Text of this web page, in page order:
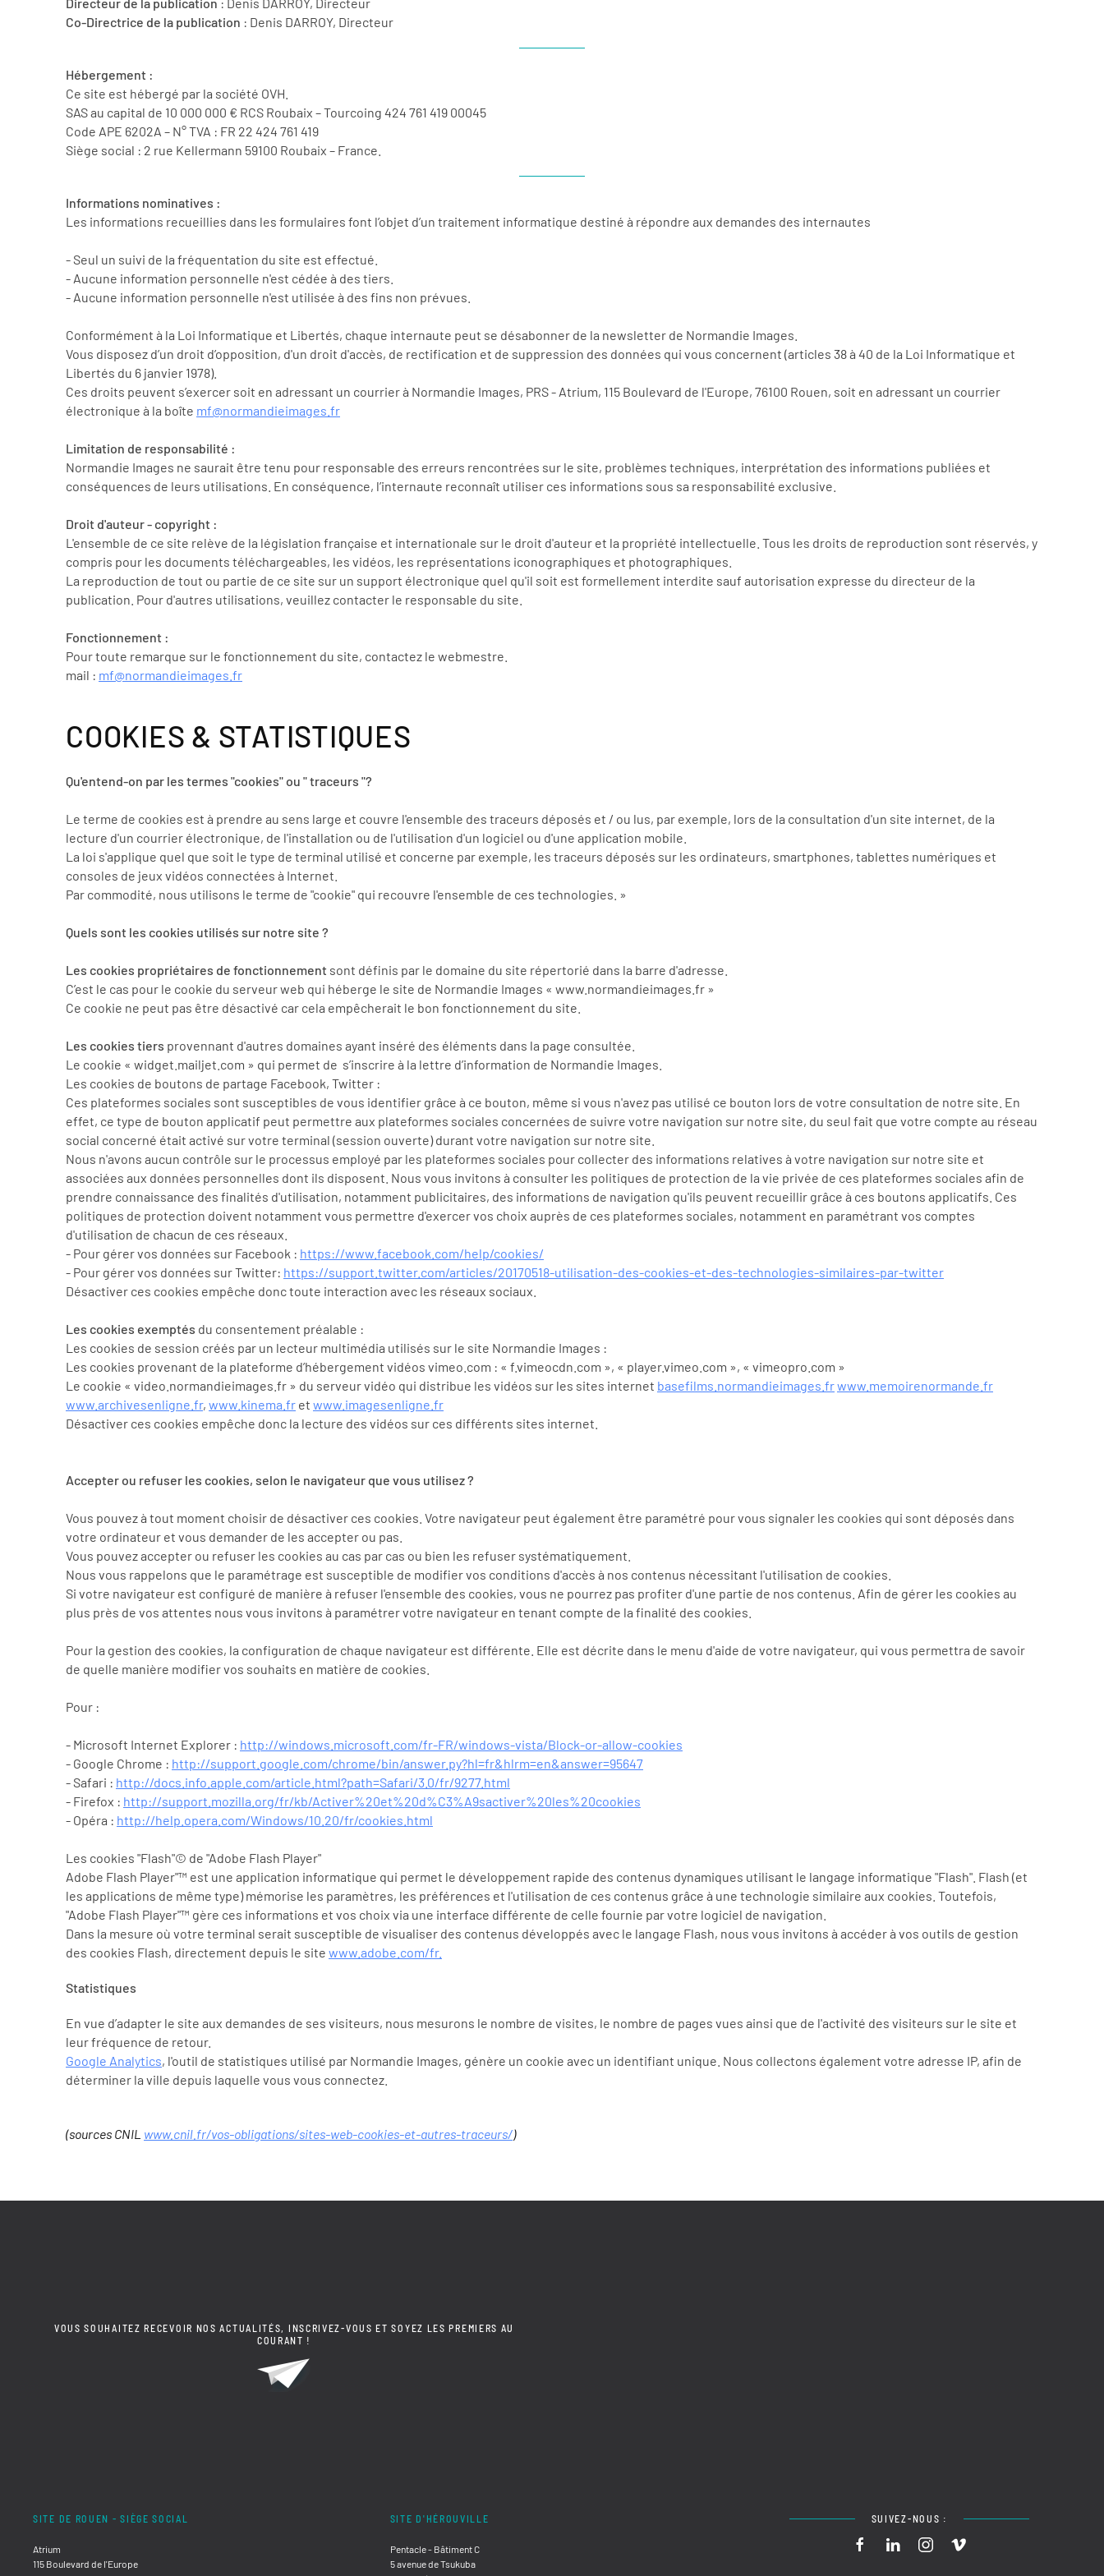
Co-Directrice de la publication : Denis DARROY, Directeur
Hébergement :
Ce site est hébergé par la société OVH.
SAS au capital de 10 000 000 € RCS Roubaix – Tourcoing 424 761 419 00045
Code APE 6202A – N° TVA : FR 22 424 761 419
Siège social : 2 rue Kellermann 59100 Roubaix – France.
Informations nominatives :
Les informations recueillies dans les formulaires font l’objet d’un traitement informatique destiné à répondre aux demandes des internautes
- Seul un suivi de la fréquentation du site est effectué.
- Aucune information personnelle n'est cédée à des tiers.
- Aucune information personnelle n'est utilisée à des fins non prévues.
Conformément à la Loi Informatique et Libertés, chaque internaute peut se désabonner de la newsletter de Normandie Images.
Vous disposez d’un droit d’opposition, d'un droit d'accès, de rectification et de suppression des données qui vous concernent (articles 38 à 40 de la Loi Informatique et
Libertés du 6 janvier 1978).
Ces droits peuvent s’exercer soit en adressant un courrier à Normandie Images, PRS - Atrium, 115 Boulevard de l'Europe, 76100 Rouen, soit en adressant un courrier
électronique à la boîte mf@normandieimages.fr
Limitation de responsabilité :
Normandie Images ne saurait être tenu pour responsable des erreurs rencontrées sur le site, problèmes techniques, interprétation des informations publiées et
conséquences de leurs utilisations. En conséquence, l’internaute reconnaît utiliser ces informations sous sa responsabilité exclusive.
Droit d'auteur - copyright :
L'ensemble de ce site relève de la législation française et internationale sur le droit d'auteur et la propriété intellectuelle. Tous les droits de reproduction sont réservés, y
compris pour les documents téléchargeables, les vidéos, les représentations iconographiques et photographiques.
La reproduction de tout ou partie de ce site sur un support électronique quel qu'il soit est formellement interdite sauf autorisation expresse du directeur de la
publication. Pour d'autres utilisations, veuillez contacter le responsable du site.
Fonctionnement :
Pour toute remarque sur le fonctionnement du site, contactez le webmestre.
mail : mf@normandieimages.fr
COOKIES & STATISTIQUES
Qu'entend-on par les termes "cookies" ou " traceurs "?
Le terme de cookies est à prendre au sens large et couvre l'ensemble des traceurs déposés et / ou lus, par exemple, lors de la consultation d'un site internet, de la
lecture d'un courrier électronique, de l'installation ou de l'utilisation d'un logiciel ou d'une application mobile.
La loi s'applique quel que soit le type de terminal utilisé et concerne par exemple, les traceurs déposés sur les ordinateurs, smartphones, tablettes numériques et
consoles de jeux vidéos connectées à Internet.
Par commodité, nous utilisons le terme de "cookie" qui recouvre l'ensemble de ces technologies. »
Quels sont les cookies utilisés sur notre site ?
Les cookies propriétaires de fonctionnement sont définis par le domaine du site répertorié dans la barre d'adresse.
C’est le cas pour le cookie du serveur web qui héberge le site de Normandie Images « www.normandieimages.fr »
Ce cookie ne peut pas être désactivé car cela empêcherait le bon fonctionnement du site.
Les cookies tiers provennant d'autres domaines ayant inséré des éléments dans la page consultée.
Le cookie « widget.mailjet.com » qui permet de s’inscrire à la lettre d’information de Normandie Images.
Les cookies de boutons de partage Facebook, Twitter :
Ces plateformes sociales sont susceptibles de vous identifier grâce à ce bouton, même si vous n'avez pas utilisé ce bouton lors de votre consultation de notre site. En
effet, ce type de bouton applicatif peut permettre aux plateformes sociales concernées de suivre votre navigation sur notre site, du seul fait que votre compte au réseau
social concerné était activé sur votre terminal (session ouverte) durant votre navigation sur notre site.
Nous n'avons aucun contrôle sur le processus employé par les plateformes sociales pour collecter des informations relatives à votre navigation sur notre site et
associées aux données personnelles dont ils disposent. Nous vous invitons à consulter les politiques de protection de la vie privée de ces plateformes sociales afin de
prendre connaissance des finalités d'utilisation, notamment publicitaires, des informations de navigation qu'ils peuvent recueillir grâce à ces boutons applicatifs. Ces
politiques de protection doivent notamment vous permettre d'exercer vos choix auprès de ces plateformes sociales, notamment en paramétrant vos comptes
d'utilisation de chacun de ces réseaux.
- Pour gérer vos données sur Facebook : https://www.facebook.com/help/cookies/
- Pour gérer vos données sur Twitter: https://support.twitter.com/articles/20170518-utilisation-des-cookies-et-des-technologies-similaires-par-twitter
Désactiver ces cookies empêche donc toute interaction avec les réseaux sociaux.
Les cookies exemptés du consentement préalable :
Les cookies de session créés par un lecteur multimédia utilisés sur le site Normandie Images :
Les cookies provenant de la plateforme d’hébergement vidéos vimeo.com : « f.vimeocdn.com », « player.vimeo.com », « vimeopro.com »
Le cookie « video.normandieimages.fr » du serveur vidéo qui distribue les vidéos sur les sites internet basefilms.normandieimages.frwww.memoirenormande.fr
www.archivesenligne.fr, www.kinema.fr et www.imagesenligne.fr
Désactiver ces cookies empêche donc la lecture des vidéos sur ces différents sites internet.
Accepter ou refuser les cookies, selon le navigateur que vous utilisez ?
Vous pouvez à tout moment choisir de désactiver ces cookies. Votre navigateur peut également être paramétré pour vous signaler les cookies qui sont déposés dans
votre ordinateur et vous demander de les accepter ou pas.
Vous pouvez accepter ou refuser les cookies au cas par cas ou bien les refuser systématiquement.
Nous vous rappelons que le paramétrage est susceptible de modifier vos conditions d'accès à nos contenus nécessitant l'utilisation de cookies.
Si votre navigateur est configuré de manière à refuser l'ensemble des cookies, vous ne pourrez pas profiter d'une partie de nos contenus. Afin de gérer les cookies au
plus près de vos attentes nous vous invitons à paramétrer votre navigateur en tenant compte de la finalité des cookies.
Pour la gestion des cookies, la configuration de chaque navigateur est différente. Elle est décrite dans le menu d'aide de votre navigateur, qui vous permettra de savoir
de quelle manière modifier vos souhaits en matière de cookies.
Pour :
- Microsoft Internet Explorer : http://windows.microsoft.com/fr-FR/windows-vista/Block-or-allow-cookies
- Google Chrome : http://support.google.com/chrome/bin/answer.py?hl=fr&hlrm=en&answer=95647
- Safari : http://docs.info.apple.com/article.html?path=Safari/3.0/fr/9277.html
- Firefox : http://support.mozilla.org/fr/kb/Activer%20et%20d%C3%A9sactiver%20les%20cookies
- Opéra : http://help.opera.com/Windows/10.20/fr/cookies.html
Les cookies "Flash"© de "Adobe Flash Player"
Adobe Flash Player"™ est une application informatique qui permet le développement rapide des contenus dynamiques utilisant le langage informatique "Flash". Flash (et
les applications de même type) mémorise les paramètres, les préférences et l'utilisation de ces contenus grâce à une technologie similaire aux cookies. Toutefois,
"Adobe Flash Player"™ gère ces informations et vos choix via une interface différente de celle fournie par votre logiciel de navigation.
Dans la mesure où votre terminal serait susceptible de visualiser des contenus développés avec le langage Flash, nous vous invitons à accéder à vos outils de gestion
des cookies Flash, directement depuis le site www.adobe.com/fr.
Statistiques
En vue d’adapter le site aux demandes de ses visiteurs, nous mesurons le nombre de visites, le nombre de pages vues ainsi que de l'activité des visiteurs sur le site et
leur fréquence de retour.
Google Analytics, l'outil de statistiques utilisé par Normandie Images, génère un cookie avec un identifiant unique. Nous collectons également votre adresse IP, afin de
déterminer la ville depuis laquelle vous vous connectez.
(sources CNIL www.cnil.fr/vos-obligations/sites-web-cookies-et-autres-traceurs/)
VOUS SOUHAITEZ RECEVOIR NOS ACTUALITÉS, INSCRIVEZ-VOUS ET SOYEZ LES PREMIERS AU
COURANT !
SITE DE ROUEN - SIÈGE SOCIAL
Atrium
115 Boulevard de l'Europe
SITE D'HÉROUVILLE
Pentacle - Bâtiment C
5 avenue de Tsukuba
SUIVEZ-NOUS :